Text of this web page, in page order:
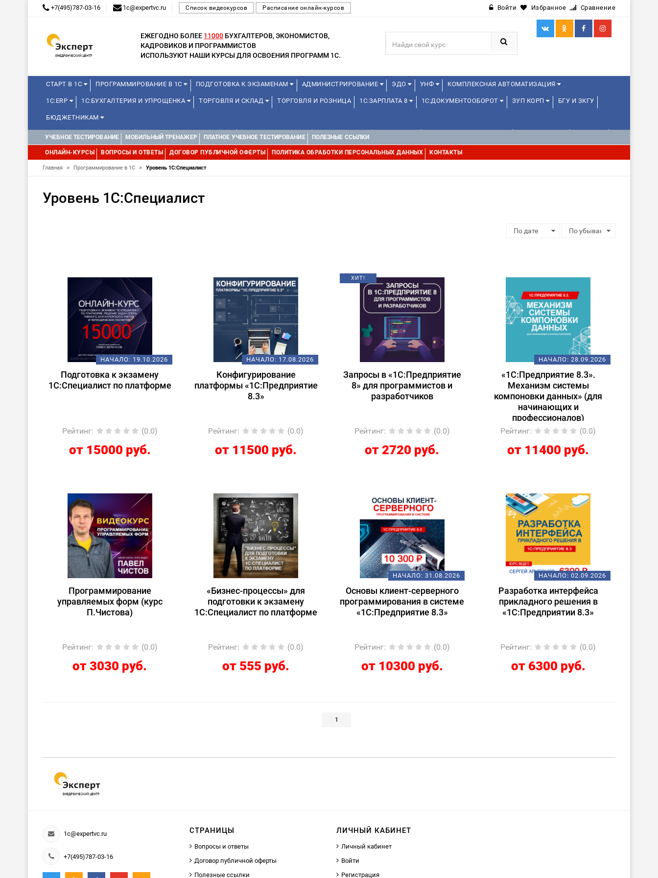
+7(495)787-03-16 1c@expertvc.ru Список видеокурсов Расписание онлайн-курсов Войти Избранное Сравнение
ЕЖЕГОДНО БОЛЕЕ 11000 БУХГАЛТЕРОВ, ЭКОНОМИСТОВ,
КАДРОВИКОВ И ПРОГРАММИСТОВ
ИСПОЛЬЗУЮТ НАШИ КУРСЫ ДЛЯ ОСВОЕНИЯ ПРОГРАММ 1С.
СТАРТ В 1С ПРОГРАММИРОВАНИЕ В 1С ПОДГОТОВКА К ЭКЗАМЕНАМ АДМИНИСТРИРОВАНИЕ ЭДО УНФ КОМПЛЕКСНАЯ АВТОМАТИЗАЦИЯ
1С:ERP 1С:БУХГАЛТЕРИЯ И УПРОЩЕНКА ТОРГОВЛЯ И СКЛАД ТОРГОВЛЯ И РОЗНИЦА 1С:ЗАРПЛАТА 8 1С:ДОКУМЕНТООБОРОТ ЗУП КОРП БГУ И ЗКГУ
БЮДЖЕТНИКАМ
КУРСЫ ДЛЯ ШКОЛЬНИКОВ ДИСТАНЦИОННАЯ ШКОЛА 1С ДЛЯ ШКОЛЬНИКОВ 1С:УПРАВЛЕНИЕ ХОЛДИНГОМ
1С:МЕДИЦИНА WEB, JAVA И ANDROID
УЧЕБНОЕ ТЕСТИРОВАНИЕ МОБИЛЬНЫЙ ТРЕНАЖЕР ПЛАТНОЕ УЧЕБНОЕ ТЕСТИРОВАНИЕ ПОЛЕЗНЫЕ ССЫЛКИ
ОНЛАЙН-КУРСЫ ВОПРОСЫ И ОТВЕТЫ ДОГОВОР ПУБЛИЧНОЙ ОФЕРТЫ ПОЛИТИКА ОБРАБОТКИ ПЕРСОНАЛЬНЫХ ДАННЫХ КОНТАКТЫ
Главная » Программирование в 1С » Уровень 1С:Специалист
Уровень 1С:Специалист
НАЧАЛО: 19.10.2026
Подготовка к экзамену
1С:Специалист по платформе
Рейтинг: (0.0)
от 15000 руб.
НАЧАЛО: 17.08.2026
Конфигурирование
платформы «1С:Предприятие
8.3»
Рейтинг: (0.0)
от 11500 руб.
ХИТ!
Запросы в «1С:Предприятие
8» для программистов и
разработчиков
Рейтинг: (0.0)
от 2720 руб.
НАЧАЛО: 28.09.2026
«1С:Предприятие 8.3».
Механизм системы
компоновки данных» (для
начинающих и
профессионалов)
Рейтинг: (0.0)
от 11400 руб.
Программирование
управляемых форм (курс
П.Чистова)
Рейтинг: (0.0)
от 3030 руб.
«Бизнес-процессы» для
подготовки к экзамену
1С:Специалист по платформе
Рейтинг: (0.0)
от 555 руб.
НАЧАЛО: 31.08.2026
Основы клиент-серверного
программирования в системе
«1С:Предприятие 8.3»
Рейтинг: (0.0)
от 10300 руб.
НАЧАЛО: 02.09.2026
Разработка интерфейса
прикладного решения в
«1С:Предприятии 8.3»
Рейтинг: (0.0)
от 6300 руб.
1
1c@expertvc.ru
+7(495)787-03-16
СТРАНИЦЫ
Вопросы и ответы
Договор публичной оферты
Полезные ссылки
ЛИЧНЫЙ КАБИНЕТ
Личный кабинет
Войти
Регистрация